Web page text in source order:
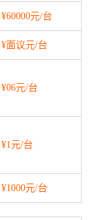
¥60000元/台
¥面议元/台
¥06元/台
¥1元/台
¥1000元/台